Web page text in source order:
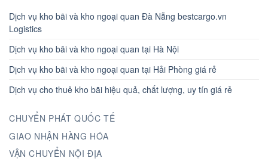
Dịch vụ kho bãi và kho ngoại quan Đà Nẵng bestcargo.vn
Logistics
Dịch vụ kho bãi và kho ngoại quan tại Hà Nội
Dịch vụ kho bãi và kho ngoại quan tại Hải Phòng giá rẻ
Dịch vụ cho thuê kho bãi hiệu quả, chất lượng, uy tín giá rẻ
CHUYỂN PHÁT QUỐC TẾ
GIAO NHẬN HÀNG HÓA
VẬN CHUYỂN NỘI ĐỊA